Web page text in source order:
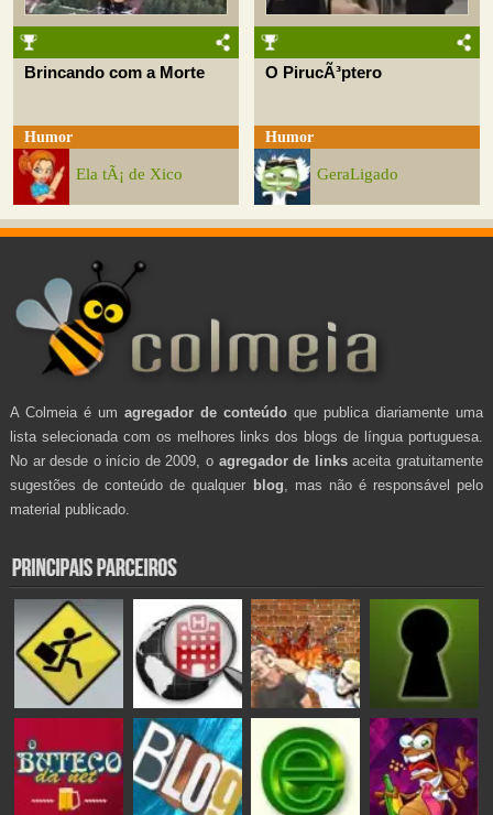
Brincando com a Morte
Humor
Ela tÃ¡ de Xico
O PirucÃ³ptero
Humor
GeraLigado
A Colmeia é um agregador de conteúdo que publica diariamente uma
lista selecionada com os melhores links dos blogs de língua portuguesa.
No ar desde o início de 2009, o agregador de linksaceita gratuitamente
sugestões de conteúdo de qualquer blog , mas não é responsável pelo
material publicado.